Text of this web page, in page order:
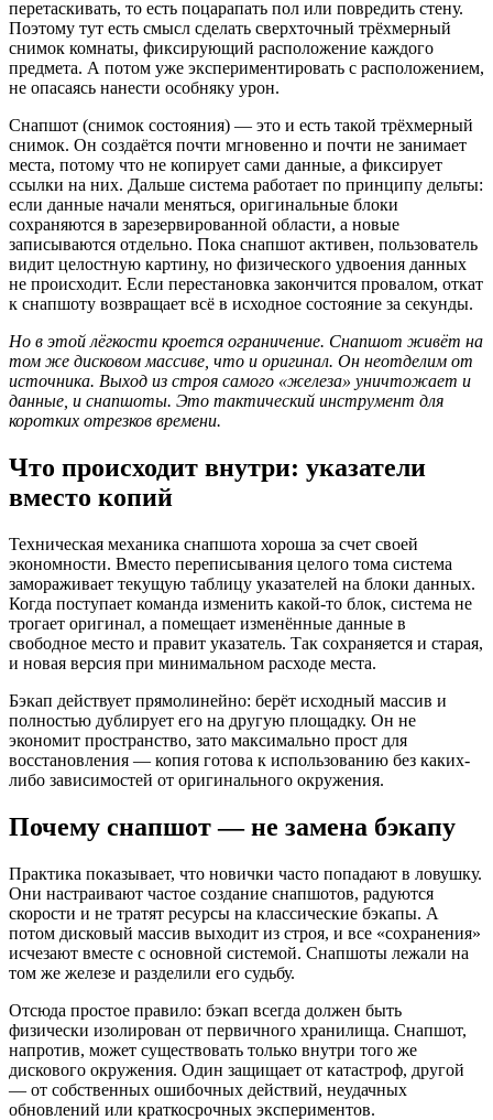
перетаскивать, то есть поцарапать пол или повредить стену.
Поэтому тут есть смысл сделать сверхточный трёхмерный
снимок комнаты, фиксирующий расположение каждого
предмета. А потом уже экспериментировать с расположением,
не опасаясь нанести особняку урон.
Снапшот (снимок состояния) — это и есть такой трёхмерный
снимок. Он создаётся почти мгновенно и почти не занимает
места, потому что не копирует сами данные, а фиксирует
ссылки на них. Дальше система работает по принципу дельты:
если данные начали меняться, оригинальные блоки
сохраняются в зарезервированной области, а новые
записываются отдельно. Пока снапшот активен, пользователь
видит целостную картину, но физического удвоения данных
не происходит. Если перестановка закончится провалом, откат
к снапшоту возвращает всё в исходное состояние за секунды.
Но в этой лёгкости кроется ограничение. Снапшот живёт на
том же дисковом массиве, что и оригинал. Он неотделим от
источника. Выход из строя самого «железа» уничтожает и
данные, и снапшоты. Это тактический инструмент для
коротких отрезков времени.
Что происходит внутри: указатели
вместо копий
Техническая механика снапшота хороша за счет своей
экономности. Вместо переписывания целого тома система
замораживает текущую таблицу указателей на блоки данных.
Когда поступает команда изменить какой-то блок, система не
трогает оригинал, а помещает изменённые данные в
свободное место и правит указатель. Так сохраняется и старая,
и новая версия при минимальном расходе места.
Бэкап действует прямолинейно: берёт исходный массив и
полностью дублирует его на другую площадку. Он не
экономит пространство, зато максимально прост для
восстановления — копия готова к использованию без каких-
либо зависимостей от оригинального окружения.
Почему снапшот — не замена бэкапу
Практика показывает, что новички часто попадают в ловушку.
Они настраивают частое создание снапшотов, радуются
скорости и не тратят ресурсы на классические бэкапы. А
потом дисковый массив выходит из строя, и все «сохранения»
исчезают вместе с основной системой. Снапшоты лежали на
том же железе и разделили его судьбу.
Отсюда простое правило: бэкап всегда должен быть
физически изолирован от первичного хранилища. Снапшот,
напротив, может существовать только внутри того же
дискового окружения. Один защищает от катастроф, другой
— от собственных ошибочных действий, неудачных
обновлений или краткосрочных экспериментов.